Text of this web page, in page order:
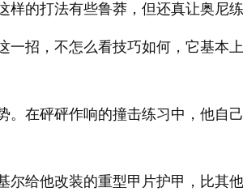
的打法有些鲁莽，但还真让奥尼练
一招，不怎么看技巧如何，它基本
。在砰砰作响的撞击练习中，他自
给他改装的重型甲片护甲，比其